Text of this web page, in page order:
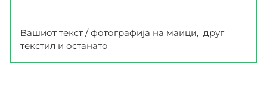
Вашиот текст / фотографија на маици, друг
текстил и останато